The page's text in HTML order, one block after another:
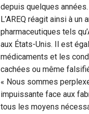
depuis quelques années.
L’AREQ réagit ainsi à
pharmaceutiques tels
aux États-Unis. Il est
médicaments et les
cachées ou même
« Nous sommes
impuissante face aux
tous les moyens